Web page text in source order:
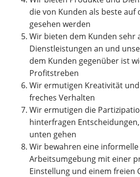
die von Kunden als beste auf
gesehen werden
Wir bieten dem Kunden sehr
Dienstleistungen an und
dem Kunden gegenüber ist
Profitstreben
Wir ermutigen Kreativität
freches Verhalten
Wir ermutigen die
hinterfragen
unten gehen
Wir bewahren eine
Arbeitsumgebung mit einer
Einstellung und einem freien